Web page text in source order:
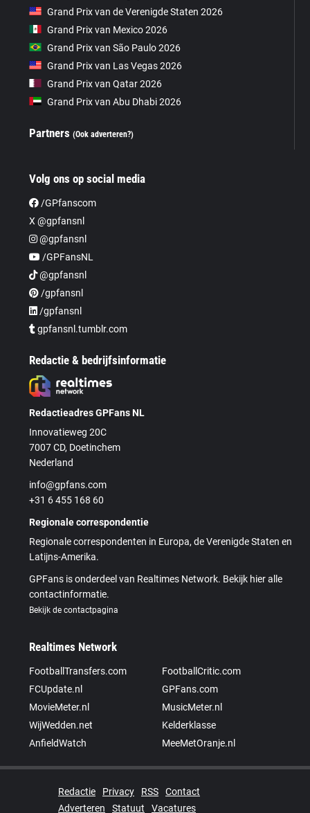
Grand Prix van de Verenigde Staten 2026
Grand Prix van Mexico 2026
Grand Prix van São Paulo 2026
Grand Prix van Las Vegas 2026
Grand Prix van Qatar 2026
Grand Prix van Abu Dhabi 2026
Partners(Ook adverteren?)
Volg ons op social media
/GPfanscom
X @gpfansnl
@gpfansnl
/GPFansNL
@gpfansnl
/gpfansnl
/gpfansnl
gpfansnl.tumblr.com
Redactie & bedrijfsinformatie
Redactieadres GPFans NL
Innovatieweg 20C
7007 CD, Doetinchem
Nederland
info@gpfans.com
+31 6 455 168 60
Regionale correspondentie
Regionale correspondenten in Europa, de Verenigde Staten en
Latijns-Amerika.
GPFans is onderdeel van Realtimes Network. Bekijk hier alle
contactinformatie.
Bekijk de contactpagina
Realtimes Network
FootballTransfers.com
FootballCritic.com
FCUpdate.nl
GPFans.com
MovieMeter.nl
MusicMeter.nl
WijWedden.net
Kelderklasse
AnfieldWatch
MeeMetOranje.nl
Redactie Privacy RSS
Contact
Adverteren
Statuut Vacatures